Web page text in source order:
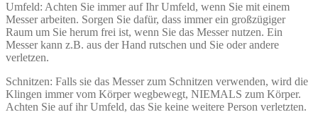
Umfeld: Achten Sie immer auf Ihr Umfeld, wenn Sie mit einem
Messer arbeiten. Sorgen Sie dafür, dass immer ein großzügiger
Raum um Sie herum frei ist, wenn Sie das Messer nutzen. Ein
Messer kann z.B. aus der Hand rutschen und Sie oder andere
verletzen.
Schnitzen: Falls sie das Messer zum Schnitzen verwenden, wird die
Klingen immer vom Körper wegbewegt, NIEMALS zum Körper.
Achten Sie auf ihr Umfeld, das Sie keine weitere Person verletzten.